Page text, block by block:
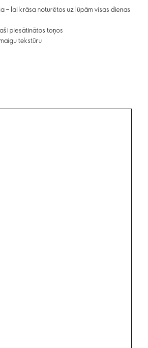
– lai krāsa noturētos uz lūpām visas dienas
piesātinātos toņos
tekstūru